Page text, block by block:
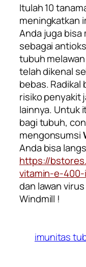
Itulah 10
meningkatkan
Anda juga
sebagai
tubuh
telah dikenal
bebas. Radikal
risiko penyakit
lainnya. Untuk
bagi tubuh,
mengonsumsi
Anda bisa
https://
vitamin-e-
dan lawan
Windmill !
imunitas